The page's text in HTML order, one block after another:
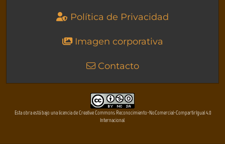
Política de Privacidad
Imagen corporativa
Contacto
Esta obra está bajo una licencia de Creative Commons Reconocimiento-NoComercial-CompartirIgual 4.0
Internacional